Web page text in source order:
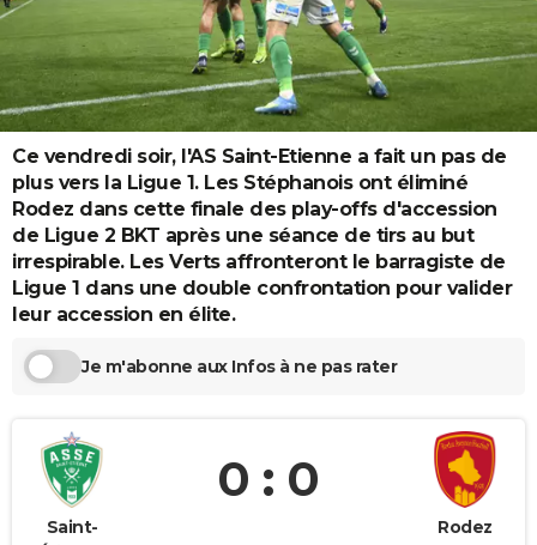
GUIDES D'ACHAT
BONS PLANS
CARTE DE VOEUX
Carte de Noël
Carte Bonne année
Carte Saint-Valentin
Carte Pâques
Carte d'anniversaire
DICTIONNAIRE
Dictionnaire
Biographies
Citations
Expressions
Proverbes
PROGRAMME TV
COPAINS D'AVANT
S'inscrire
Se connecter
Lycées
Collèges
Primaires
Universités
Entreprises
Service militaire
Avis de recherche
AVIS DE DÉCÈS
Bricolage
Lifestyle
Culture
Sport
Auto
Television
Voyage
Cinema
Ce vendredi soir, l'AS Saint-Etienne a fait un pas de
plus vers la Ligue 1. Les Stéphanois ont éliminé
Rodez dans cette finale des play-offs d'accession
de Ligue 2 BKT après une séance de tirs au but
irrespirable. Les Verts affronteront le barragiste de
Ligue 1 dans une double confrontation pour valider
leur accession en élite.
Je m'abonne aux Infos à ne pas rater
Saint-
0 : 0
Rodez